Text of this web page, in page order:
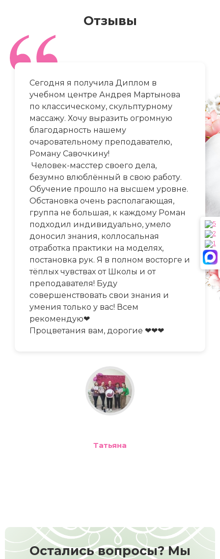
Отзывы
Сегодня я получила Диплом в
учебном центре Андрея Мартынова
по классическому, скульптурному
массажу. Хочу выразить огромную
благодарность нашему
очаровательному преподавателю,
Роману Савочкину!
Человек-масстер своего дела,
безумно влюблённый в свою работу.
Обучение прошло на высшем уровне.
Обстановка очень располагающая,
группа не большая, к каждому Роман
подходил индивидуально, умело
доносил знания, коллосальная
отработка практики на моделях,
постановка рук. Я в полном восторге и
тёплых чувствах от Школы и от
преподавателя! Буду
совершенствовать свои знания и
умения только у вас! Всем
рекомендую❤
Процветания вам, дорогие ❤❤❤
Татьяна
Остались вопросы? Мы